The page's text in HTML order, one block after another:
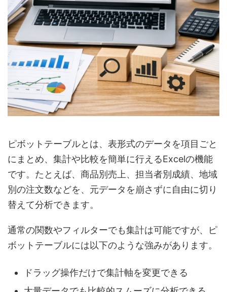
ピボットテーブルとは、表形式のデータを項目ごと
にまとめ、集計や比較を簡単に行えるExcelの機能
です。たとえば、商品別売上、担当者別成績、地域
別の注文数などを、元データを崩さずに自由に切り
替えて分析できます。
通常の関数やフィルターでも集計は可能ですが、ピ
ボットテーブルには以下のような強みがあります。
ドラッグ操作だけで集計軸を変更できる